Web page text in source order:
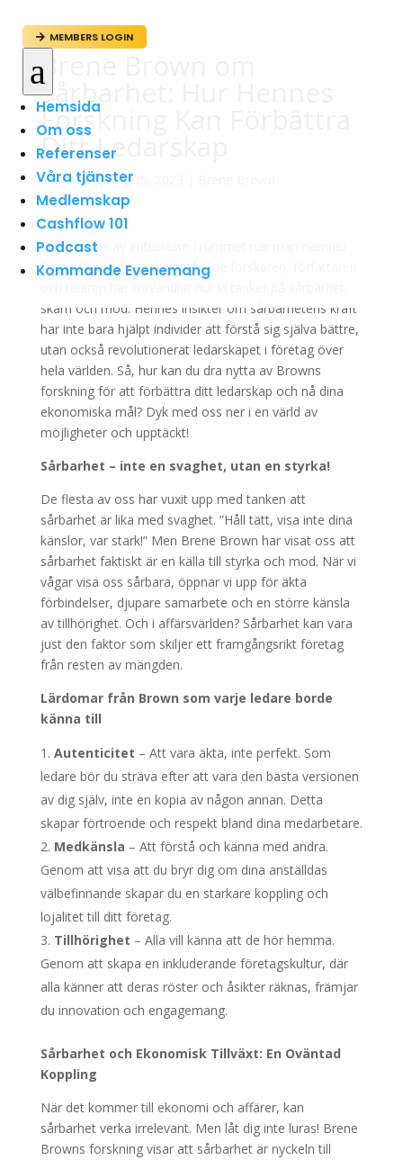
 MEMBERS LOGIN
a
Hemsida
Om oss
Referenser
Våra tjänster
Medlemskap
Cashflow 101
Podcast
Kommande Evenemang
Brene Brown om
Sårbarhet: Hur Hennes
Forskning Kan Förbättra
Ditt Ledarskap
avadmin|aug 25, 2023
Det bubblar av entusiasm i rummet när man nämner
Brene Brown. Den framstående forskaren, författaren
skam och mod. Hennes insikter om sårbarhetens kraft
har inte bara hjälpt individer att förstå sig själva bättre,
utan också revolutionerat ledarskapet i företag över
hela världen. Så, hur kan du dra nytta av Browns
forskning för att förbättra ditt ledarskap och nå dina
ekonomiska mål? Dyk med oss ner i en värld av
möjligheter och upptäckt!
Sårbarhet – inte en svaghet, utan en styrka!
De flesta av oss har vuxit upp med tanken att
sårbarhet är lika med svaghet. ”Håll tätt, visa inte dina
känslor, var stark!” Men Brene Brown har visat oss att
sårbarhet faktiskt är en källa till styrka och mod. När vi
vågar visa oss sårbara, öppnar vi upp för äkta
förbindelser, djupare samarbete och en större känsla
av tillhörighet. Och i affärsvärlden? Sårbarhet kan vara
just den faktor som skiljer ett framgångsrikt företag
från resten av mängden.
Lärdomar från Brown som varje ledare borde
känna till
Autenticitet – Att vara äkta, inte perfekt. Som
ledare bör du sträva efter att vara den bästa versionen
av dig själv, inte en kopia av någon annan. Detta
skapar förtroende och respekt bland dina medarbetare.
Medkänsla – Att förstå och känna med andra.
Genom att visa att du bryr dig om dina anställdas
välbefinnande skapar du en starkare koppling och
lojalitet till ditt företag.
Tillhörighet – Alla vill känna att de hör hemma.
Genom att skapa en inkluderande företagskultur, där
alla känner att deras röster och åsikter räknas, främjar
du innovation och engagemang.
Sårbarhet och Ekonomisk Tillväxt: En Oväntad
Koppling
När det kommer till ekonomi och affärer, kan
sårbarhet verka irrelevant. Men låt dig inte luras! Brene
Browns forskning visar att sårbarhet är nyckeln till